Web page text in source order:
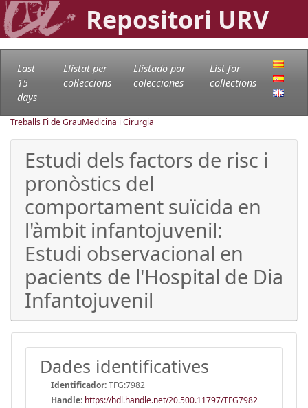
Repositori URV
Last
15
days
Llistat per
col·leccions
Llistado por
colecciones
List for
collections
Treballs Fi de GrauMedicina i Cirurgia
Estudi dels factors de risc i
pronòstics del
comportament suïcida en
l'àmbit infantojuvenil:
Estudi observacional en
pacients de l'Hospital de Dia
Infantojuvenil
Dades identificatives
Identificador:TFG:7982
Handle: https://hdl.handle.net/20.500.11797/TFG7982